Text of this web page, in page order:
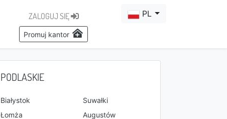
ZALOGUJ SIĘ
Promuj kantor
PL
PODLASKIE
Białystok
Suwałki
Łomża
Augustów